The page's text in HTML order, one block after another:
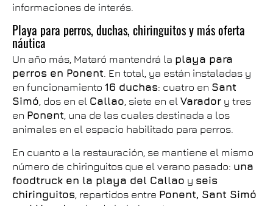
informaciones de interés.
Playa para perros, duchas, chiringuitos y más oferta
náutica
Un año más, Mataró mantendrá la playa para
perros en Ponent . En total, ya están instaladas y
en funcionamiento 16 duchas: cuatro en Sant
Simó , dos en el Callao , siete en el Varador y tres
en Ponent , una de las cuales destinada a los
animales en el espacio habilitado para perros.
En cuanto a la restauración, se mantiene el mismo
número de chiringuitos que el verano pasado: una
foodtruck en la playa del Callao y seis
chiringuitos , repartidos entre Ponent, Sant Simó